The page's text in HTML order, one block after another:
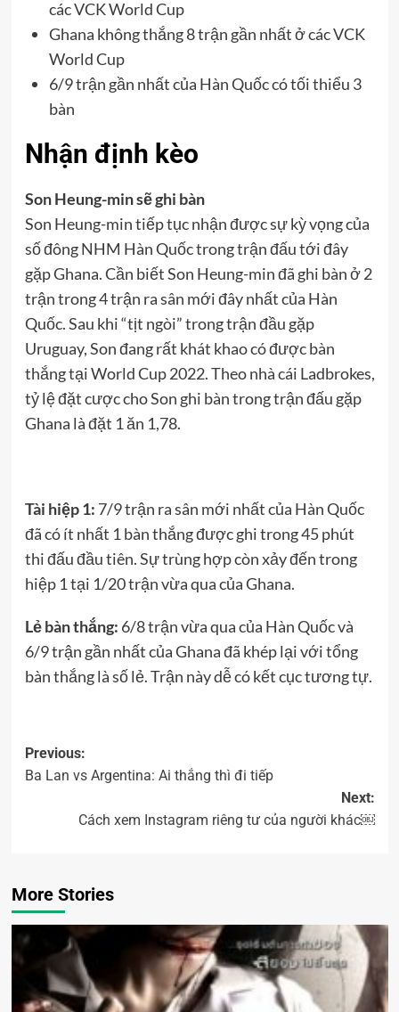
các VCK World Cup
Ghana không thắng 8 trận gần nhất ở các VCK
World Cup
6/9 trận gần nhất của Hàn Quốc có tối thiểu 3
bàn
Nhận định kèo
Son Heung-min sẽ ghi bàn
Son Heung-min tiếp tục nhận được sự kỳ vọng của
số đông NHM Hàn Quốc trong trận đấu tới đây
gặp Ghana. Cần biết Son Heung-min đã ghi bàn ở 2
trận trong 4 trận ra sân mới đây nhất của Hàn
Quốc. Sau khi “tịt ngòi” trong trận đầu gặp
Uruguay, Son đang rất khát khao có được bàn
thắng tại World Cup 2022. Theo nhà cái Ladbrokes,
tỷ lệ đặt cược cho Son ghi bàn trong trận đấu gặp
Ghana là đặt 1 ăn 1,78.
Tài hiệp 1: 7/9 trận ra sân mới nhất của Hàn Quốc
đã có ít nhất 1 bàn thắng được ghi trong 45 phút
thi đấu đầu tiên. Sự trùng hợp còn xảy đến trong
hiệp 1 tại 1/20 trận vừa qua của Ghana.
Lẻ bàn thắng: 6/8 trận vừa qua của Hàn Quốc và
6/9 trận gần nhất của Ghana đã khép lại với tổng
bàn thắng là số lẻ. Trận này dễ có kết cục tương tự.
Previous:
Ba Lan vs Argentina: Ai thắng thì đi tiếp
Next:
Cách xem Instagram riêng tư của người khác￼
More Stories